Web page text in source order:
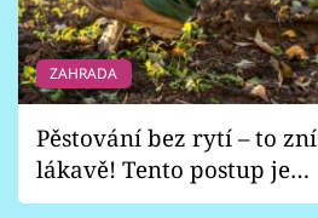
ZAHRADA
Pěstování bez rytí – to zní
lákavě! Tento postup je
vhodný jen pro některé